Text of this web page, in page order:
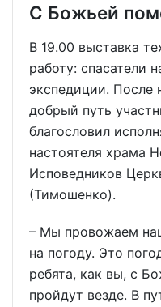
С Божьей
В 19.00 выставка
работу: спасатели
экспедиции. После
добрый путь
благословил
настоятеля храма
Исповедников
(Тимошенко).
– Мы провожаем
на погоду. Это
ребята, как вы, с
пройдут везде. В